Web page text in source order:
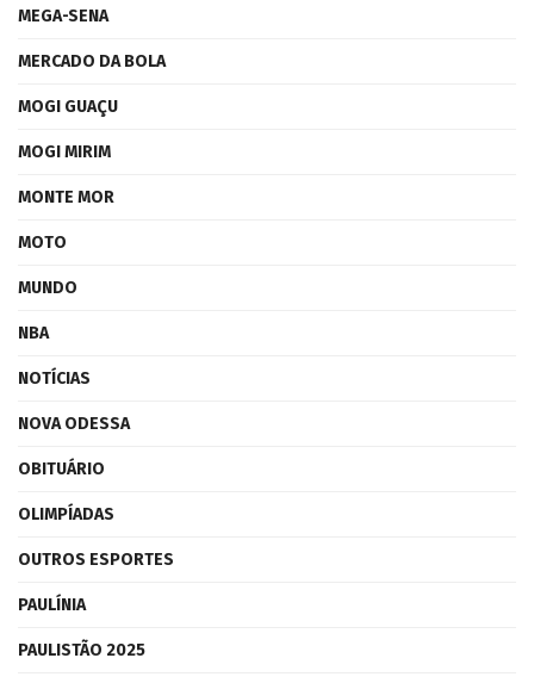
MEGA-SENA
MERCADO DA BOLA
MOGI GUAÇU
MOGI MIRIM
MONTE MOR
MOTO
MUNDO
NBA
NOTÍCIAS
NOVA ODESSA
OBITUÁRIO
OLIMPÍADAS
OUTROS ESPORTES
PAULÍNIA
PAULISTÃO 2025